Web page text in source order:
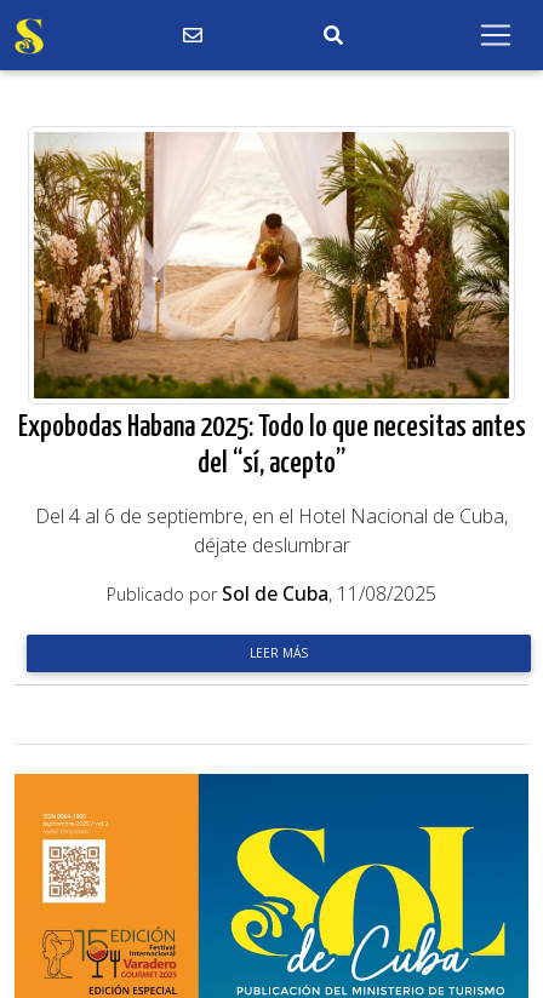
Expobodas Habana 2025: Todo lo que necesitas antes
del “sí, acepto”
Del 4 al 6 de septiembre, en el Hotel Nacional de Cuba,
déjate deslumbrar
Publicado por Sol de Cuba, 11/08/2025
LEER MÁS